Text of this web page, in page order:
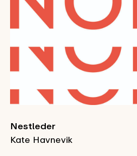
Nestleder
Kate Havnevik